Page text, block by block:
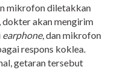
mikrofon diletakkan
dokter akan mengirim
earphone, dan mikrofon
respons koklea.
getaran tersebut